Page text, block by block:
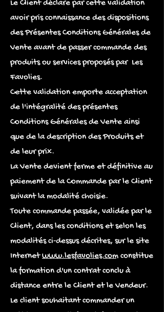
Le Client déclare par cette validation
avoir pris connaissance des dispositions
des Présentes Conditions Générales de
Vente avant de passer commande des
produits ou services proposés par Les
Favolies.
Cette validation emporte acceptation
de l'intégralité des présentes
Conditions Générales de Vente ainsi
que de la description des Produits et
de leur prix.
La Vente devient ferme et définitive au
paiement de la Commande par le Client
suivant la modalité choisie.
Toute commande passée, validée par le
Client, dans les conditions et selon les
modalités ci-dessus décrites, sur le site
Internetwww.lesfavolies.com constitue
la formation d'un contrat conclu à
distance entre le Client et le Vendeur.
Le client souhaitant commander un